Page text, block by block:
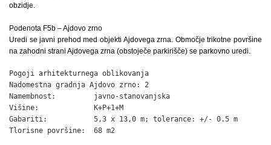
obzidje.
Podenota F5b – Ajdovo zrno
Uredi se javni prehod med objekti Ajdovega zrna. Območje trikotne površine
na zahodni strani Ajdovega zrna (obstoječe parkirišče) se parkovno uredi.
Pogoji arhitekturnega oblikovanja
Nadomestna gradnja Ajdovo zrno: 2
Namembnost:         javno-stanovanjska
Višine:             K+P+1+M
Gabariti:           5,3 x 13,0 m; tolerance: +/- 0.5 m
Tlorisne površine:  68 m2